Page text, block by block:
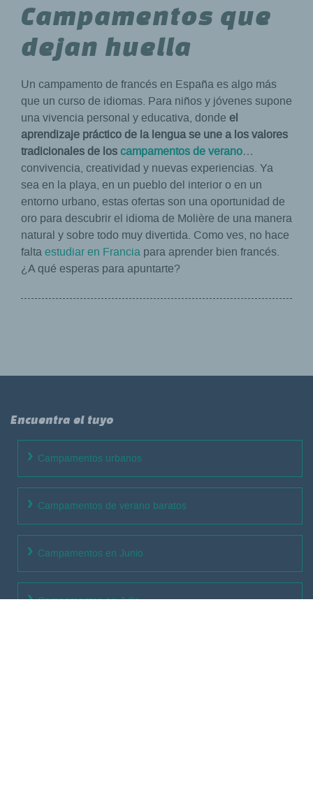
Campamentos que
dejan huella
Un campamento de francés en España es algo más
que un curso de idiomas. Para niños y jóvenes supone
una vivencia personal y educativa, donde el
aprendizaje práctico de la lengua se une a los valores
tradicionales de loscampamentos de verano…
convivencia, creatividad y nuevas experiencias. Ya
sea en la playa, en un pueblo del interior o en un
entorno urbano, estas ofertas son una oportunidad de
oro para descubrir el idioma de Molière de una manera
natural y sobre todo muy divertida. Como ves, no hace
faltaestudiar en Francia para aprender bien francés.
¿A qué esperas para apuntarte?
Encuentra el tuyo
Campamentos urbanos
Campamentos de verano baratos
Campamentos en Junio
Campamentos en Julio